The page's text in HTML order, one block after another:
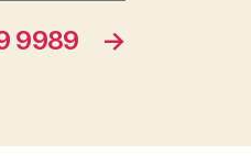
→
9989